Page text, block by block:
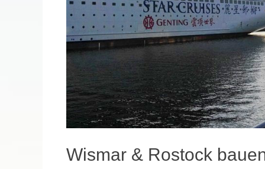
Wismar & Rostock